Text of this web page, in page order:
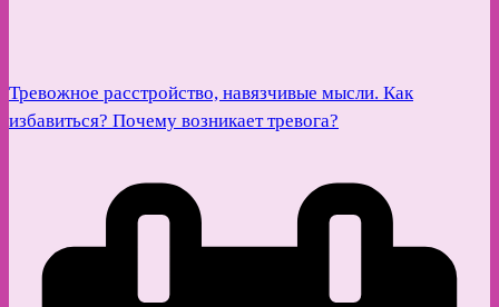
Тревожное расстройство, навязчивые мысли. Как
избавиться? Почему возникает тревога?